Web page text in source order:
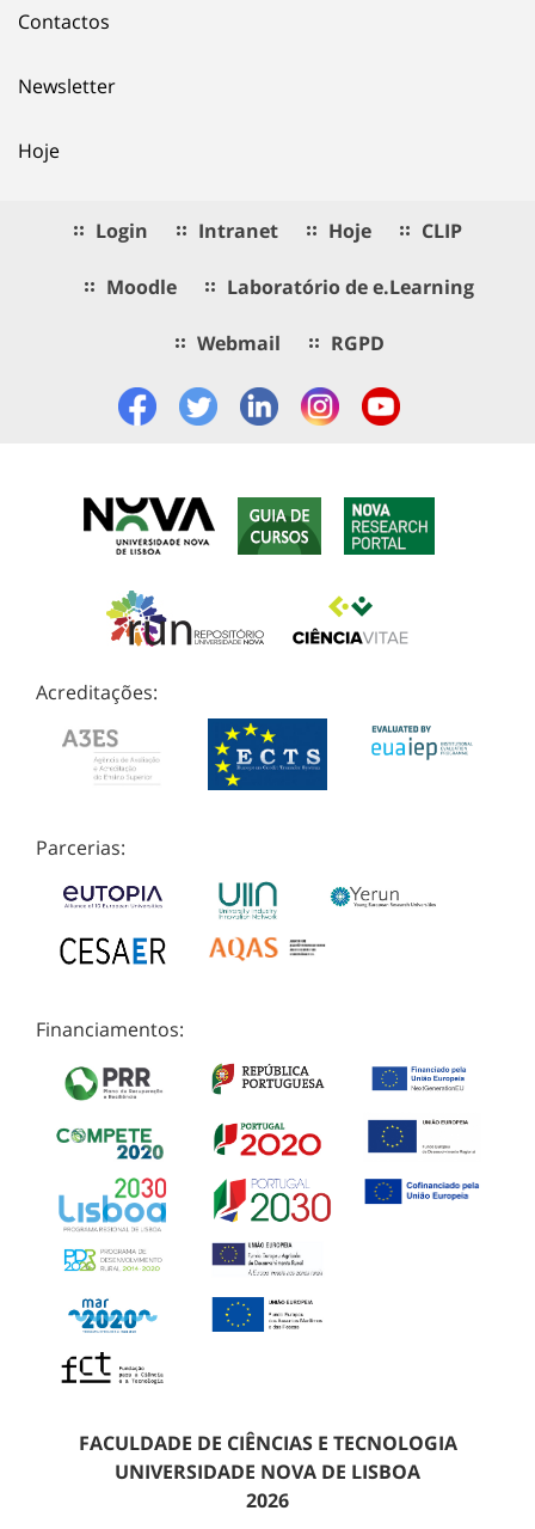
Contactos
Newsletter
Hoje
Login Intranet Hoje CLIP
Moodle Laboratório de e.Learning
Webmail RGPD
Acreditações:
Parcerias:
Financiamentos:
FACULDADE DE CIÊNCIAS E TECNOLOGIA
UNIVERSIDADE NOVA DE LISBOA
2026